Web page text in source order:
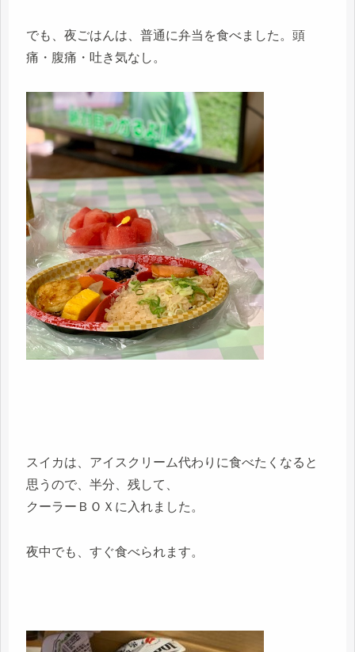
でも、夜ごはんは、普通に弁当を食べました。頭
痛・腹痛・吐き気なし。
スイカは、アイスクリーム代わりに食べたくなると
思うので、半分、残して、
クーラーＢＯＸに入れました。
夜中でも、すぐ食べられます。